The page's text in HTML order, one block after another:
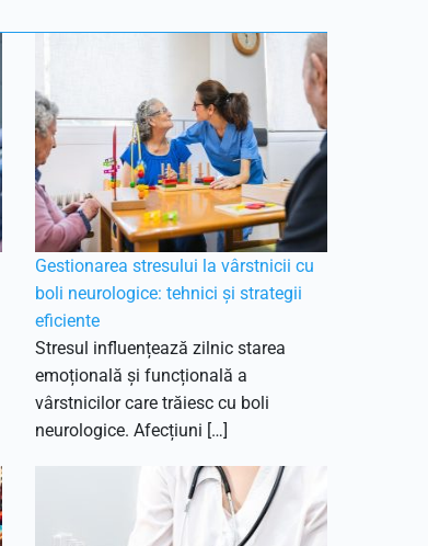
Gestionarea stresului la vârstnicii cu
boli neurologice: tehnici și strategii
eficiente
Stresul influențează zilnic starea
emoțională și funcțională a
vârstnicilor care trăiesc cu boli
neurologice. Afecțiuni […]